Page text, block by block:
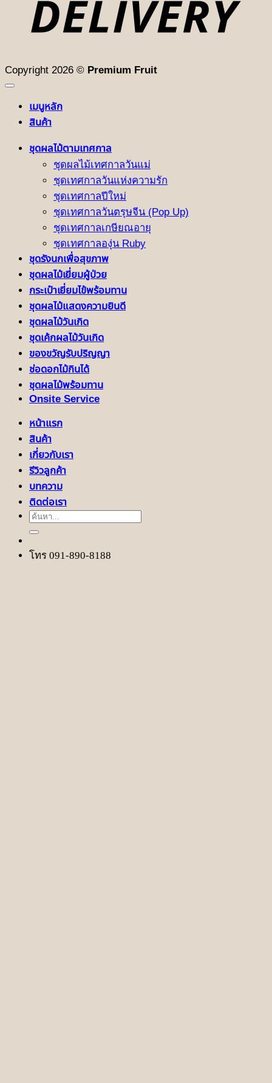
Copyright 2026 © Premium Fruit
เมนูหลัก
สินค้า
ชุดผลไม้ตามเทศกาล
ชุดผลไม้เทศกาลวันแม่
ชุดเทศกาลวันแห่งความรัก
ชุดเทศกาลปีใหม่
ชุดเทศกาลวันตรุษจีน (Pop Up)
ชุดเทศกาลเกษียณอายุ
ชุดเทศกาลองุ่น Ruby
ชุดรังนกเพื่อสุขภาพ
ชุดผลไม้เยี่ยมผู้ป่วย
กระเป๋าเยี่ยมไข้พร้อมทาน
ชุดผลไม้แสดงความยินดี
ชุดผลไม้วันเกิด
ชุดเค้กผลไม้วันเกิด
ของขวัญรับปริญญา
ช่อดอกไม้กินได้
ชุดผลไม้พร้อมทาน
Onsite Service
หน้าแรก
สินค้า
เกี่ยวกับเรา
รีวิวลูกค้า
บทความ
ติดต่อเรา
ค้นหา:
โทร 091-890-8188